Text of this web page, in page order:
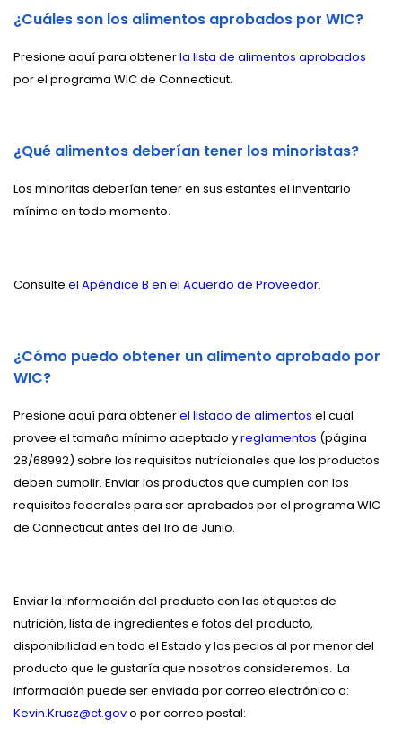
¿Cuáles son los alimentos aprobados por WIC?
Presione aquí para obtenerla lista de alimentos aprobados
por el programa WIC de Connecticut.
¿Qué alimentos deberían tener los minoristas?
Los minoritas deberían tener en sus estantes el inventario
mínimo en todo momento.
Consulte el Apéndice B en el Acuerdo de Proveedor.
¿Cómo puedo obtener un alimento aprobado por
WIC?
Presione aquí para obtenerel listado de alimentos el cual
provee el tamaño mínimo aceptado yreglamentos (página
28/68992) sobre los requisitos nutricionales que los productos
deben cumplir. Enviar los productos que cumplen con los
requisitos federales para ser aprobados por el programa WIC
de Connecticut antes del 1ro de Junio.
Enviar la información del producto con las etiquetas de
nutrición, lista de ingredientes e fotos del producto,
disponibilidad en todo el Estado y los pecios al por menor del
producto que le gustaría que nosotros consideremos. La
información puede ser enviada por correo electrónico a:
Kevin.Krusz@ct.govo por correo postal: